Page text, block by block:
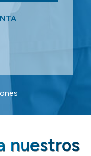
nuestros